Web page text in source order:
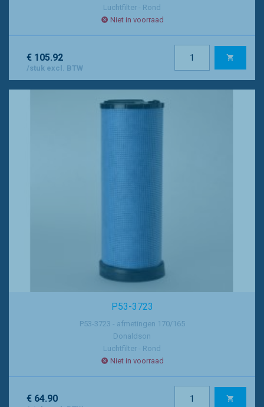
Luchtfilter - Rond
Niet in voorraad
€ 105.92
/stuk excl. BTW
P53-3723
P53-3723 - afmetingen 170/165
Donaldson
Luchtfilter - Rond
Niet in voorraad
€ 64.90